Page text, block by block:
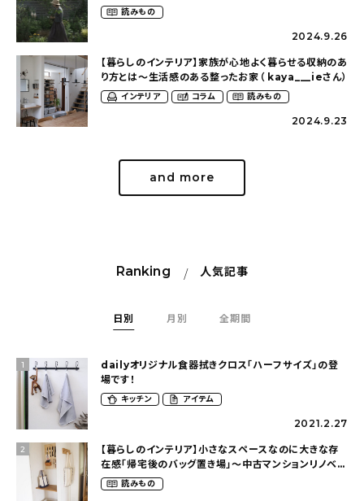
（tsumikiniwaさん）
読みもの
2024.9.26
【暮らしのインテリア】家族が心地よく暮らせる収納のあ
り方とは〜生活感のある整ったお家（ kaya___ieさん）
インテリア コラム 読みもの
2024.9.23
and more
Ranking 人気記事
日別 月別 全期間
1
dailyオリジナル食器拭きクロス「ハーフサイズ」の登
場です！
キッチン アイテム
2021.2.27
2
【暮らしのインテリア】小さなスペースなのに大きな存
在感「帰宅後のバッグ置き場」～中古マンションリノベー
ションで叶えたコダワリの暮らし（cocoyuko___さ
ん）
読みもの